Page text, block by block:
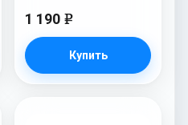
1 190 e
Купить